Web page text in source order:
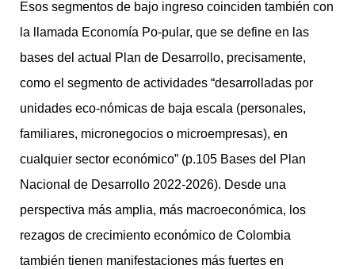
Esos segmentos de bajo ingreso coinciden también con
la llamada Economía Po-pular, que se define en las
bases del actual Plan de Desarrollo, precisamente,
como el segmento de actividades “desarrolladas por
unidades eco-nómicas de baja escala (personales,
familiares, micronegocios o microempresas), en
cualquier sector económico” (p.105 Bases del Plan
Nacional de Desarrollo 2022-2026). Desde una
perspectiva más amplia, más macroeconómica, los
rezagos de crecimiento económico de Colombia
también tienen manifestaciones más fuertes en